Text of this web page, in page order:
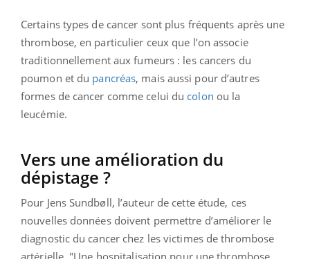
Certains types de cancer sont plus fréquents après une
thrombose, en particulier ceux que l’on associe
traditionnellement aux fumeurs : les cancers du
poumon et du pancréas, mais aussi pour d’autres
formes de cancer comme celui du colon ou la
leucémie.
Vers une amélioration du
dépistage ?
Pour Jens Sundbøll, l’auteur de cette étude, ces
nouvelles données doivent permettre d’améliorer le
diagnostic du cancer chez les victimes de thrombose
artérielle. "Une hospitalisation pour une thrombose